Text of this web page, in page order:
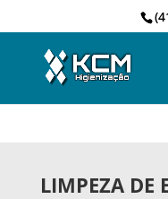
LIMPEZA DE